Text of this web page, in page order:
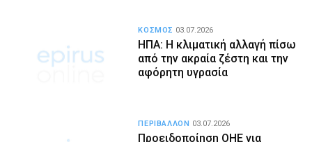
ΗΠΑ: Η κλιματική αλλαγή πίσω
από την ακραία ζέστη και την
αφόρητη υγρασία
ΚΟΣΜΟΣ 03.07.2026
Προειδοποίηση ΟΗΕ για
ΠΕΡΙΒΑΛΛΟΝ 03.07.2026